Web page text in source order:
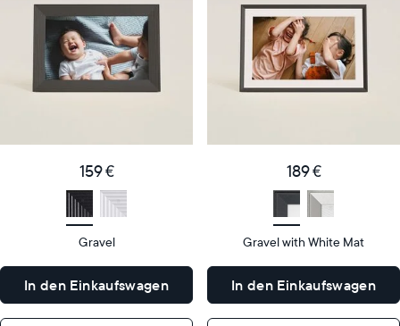
159 €
Gravel
In den Einkaufswagen
Bilderrahmen
Product
details
10"
Diagonal
Dimensions
x
19
x
189 €
Gravel with White Mat
In den Einkaufswagen
Bilderrahmen
Product
details
10"
Diagonal
Dimensions
x
19
x